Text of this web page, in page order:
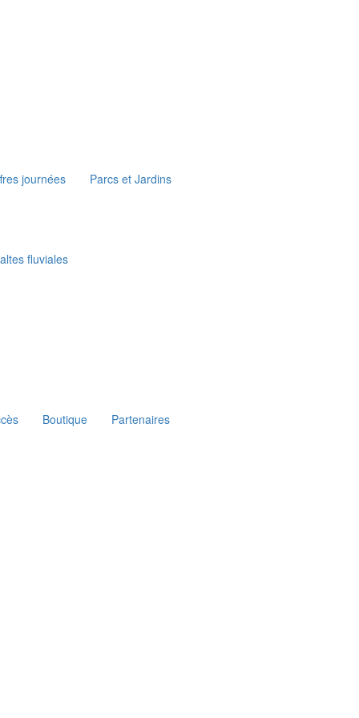
journées Parcs et Jardins
fluviales
Boutique Partenaires